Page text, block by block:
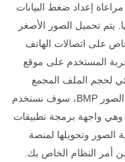
إعداد ضغط البيانات
يتم تحميل الصور الأصغر
على اتصالات الهاتف
المستخدم على موقع
لحجم الملف المجمع
API وهي واجهة برمجة تطبيقات
الصور وتحويلها لمنصة